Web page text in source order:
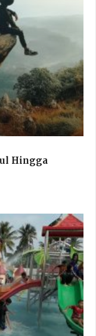
Hingga